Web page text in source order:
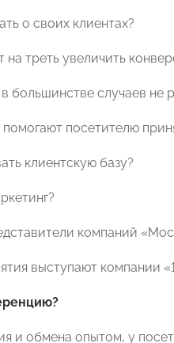
о своих клиентах?
на треть увеличить
большинстве случаев не
посетителю
клиентскую базу?
компаний
выступают компании
и обмена опытом, у